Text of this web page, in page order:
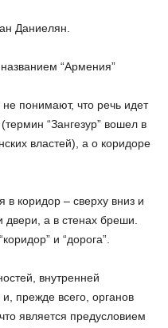
Даниелян.
“Армения”
понимают, что речь идет
“Зангезур” вошел в
властей), а о коридоре
коридор – сверху вниз и
двери, а в стенах бреши.
и “дорога”.
внутренней
прежде всего, органов
является предусловием